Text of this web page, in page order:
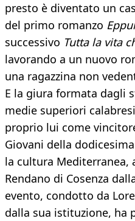
presto è diventato un
del primo romanzo
successivo Tutta la vita
lavorando a un nuovo
una ragazzina non
E la giura formata dagli
medie superiori
proprio lui come
Giovani della
la cultura Mediterranea,
Rendano di Cosenza
evento, condotto da
dalla sua istituzione,